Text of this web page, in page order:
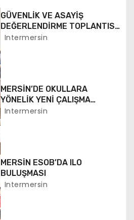
GÜVENLİK VE ASAYİŞ
DEĞERLENDİRME TOPLANTISI
YAPILDI
Intermersin
MERSİN’DE OKULLARA
YÖNELİK YENİ ÇALIŞMA
BAŞLATILDI
Intermersin
MERSİN ESOB’DA ILO
BULUŞMASI
Intermersin